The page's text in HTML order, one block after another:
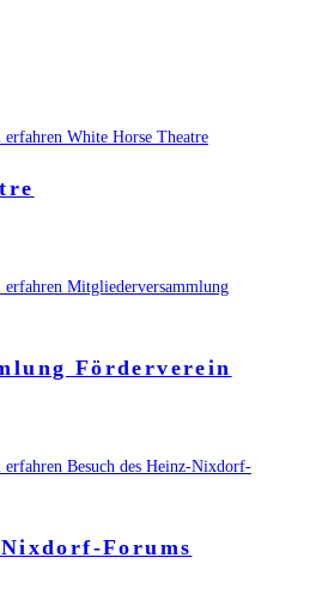
Förderverein
Forums